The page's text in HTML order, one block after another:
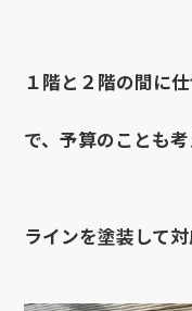
１階と２階の間に
で、予算のことも
ラインを塗装して